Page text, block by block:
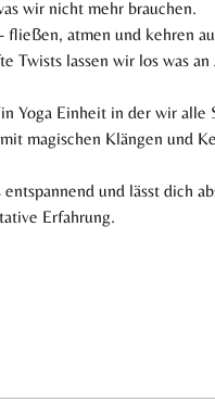
wir nicht mehr brauchen.
atmen und kehren
lassen wir los was
Yoga Einheit in der wir alle
magischen Klängen und
und lässt dich
Erfahrung.